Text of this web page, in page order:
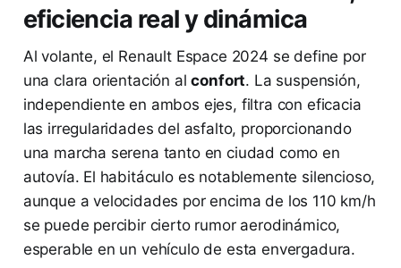
eficiencia real y dinámica
Al volante, el Renault Espace 2024 se define por
una clara orientación alconfort. La suspensión,
independiente en ambos ejes, filtra con eficacia
las irregularidades del asfalto, proporcionando
una marcha serena tanto en ciudad como en
autovía. El habitáculo es notablemente silencioso,
aunque a velocidades por encima de los 110 km/h
se puede percibir cierto rumor aerodinámico,
esperable en un vehículo de esta envergadura.